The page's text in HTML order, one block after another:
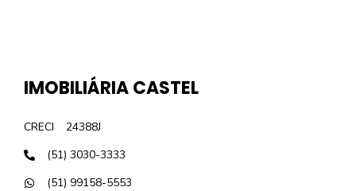
IMOBILIÁRIA CASTEL
CRECI
24388J
(51) 3030-3333
(51) 99158-5553